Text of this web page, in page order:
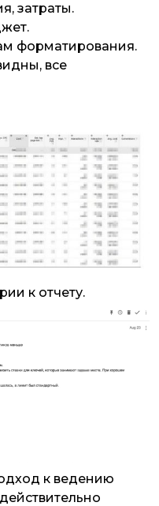
затраты.
форматирования.
все
к отчету.
к ведению